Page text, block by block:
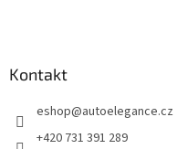
Kontakt
eshop@autoelegance.cz
+420 731 391 289